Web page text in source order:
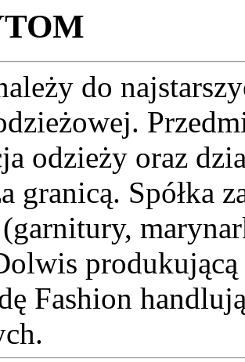
do
odzieży oraz
granicą. Spółka
Fashion